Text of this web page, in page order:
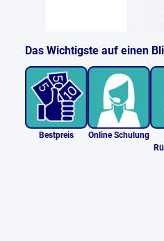
Das Wichtigste auf einen
Bestpreis Online Schulung